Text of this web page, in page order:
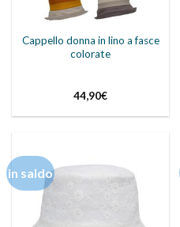
Cappello donna in lino a fasce
colorate
44,90€
in saldo